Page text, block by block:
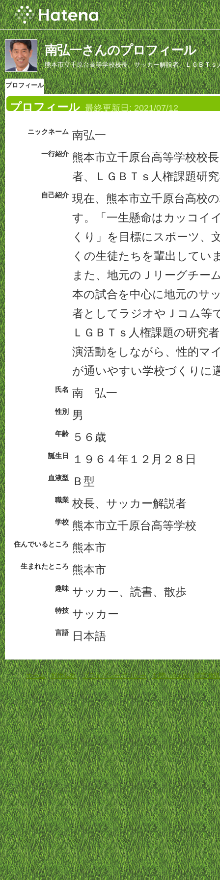
南弘一さんのプロフィール
熊本市立千原台高等学校校長、サッカー解説者、ＬＧＢＴｓ
プロフィール
プロフィール 最終更新日: 2021/07/12
ニックネーム 南弘一
一行紹介 熊本市立千原台高等学校校
者、ＬＧＢＴｓ人権課題研
自己紹介 現在、熊本市立千原台高校
す。「一生懸命はカッコイ
くり」を目標にスポーツ、
くの生徒たちを輩出してい
また、地元のＪリーグチー
本の試合を中心に地元のサ
者としてラジオやＪコム等
ＬＧＢＴｓ人権課題の研究
演活動をしながら、性的マ
が通いやすい学校づくりに
氏名 南 弘一
性別 男
年齢 ５６歳
誕生日 １９６４年１２月２８日
血液型 Ｂ型
職業 校長、サッカー解説者
学校 熊本市立千原台高等学校
住んでいるところ 熊本市
生まれたところ 熊本市
趣味 サッカー、読書、散歩
特技 サッカー
言語 日本語
ホーム-利用規約-プライバシーポリシー-お問い合わせ-特定商